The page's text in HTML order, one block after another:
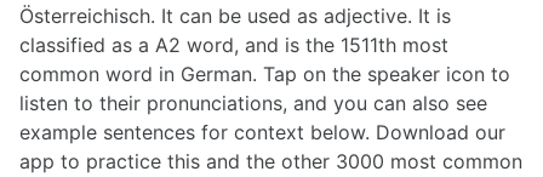
Österreichisch. It can be used as adjective. It is
classified as a A2 word, and is the 1511th most
common word in German. Tap on the speaker icon to
listen to their pronunciations, and you can also see
example sentences for context below. Download our
app to practice this and the other 3000 most common